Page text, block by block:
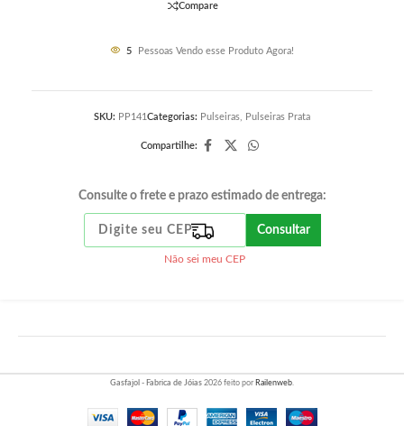
Compare
5 Pessoas Vendo esse Produto Agora!
SKU: PP141 Categorias: Pulseiras Pulseiras Prata
Compartilhe:
Consulte o frete e prazo estimado de entrega:
Consultar
Não sei meu CEP
Gasfajol - Fabrica de Jóias 2026 feito por Railenweb